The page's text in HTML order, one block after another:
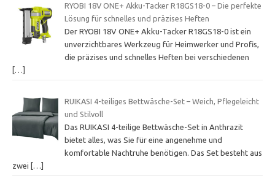
RYOBI 18V ONE+ Akku-Tacker R18GS18-0 – Die perfekte
Lösung für schnelles und präzises Heften
Der RYOBI 18V ONE+ Akku-Tacker R18GS18-0 ist ein
unverzichtbares Werkzeug für Heimwerker und Profis,
die präzises und schnelles Heften bei verschiedenen
[…]
RUIKASI 4-teiliges Bettwäsche-Set – Weich, Pflegeleicht
und Stilvoll
Das RUIKASI 4-teilige Bettwäsche-Set in Anthrazit
bietet alles, was Sie für eine angenehme und
komfortable Nachtruhe benötigen. Das Set besteht aus
zwei
[…]